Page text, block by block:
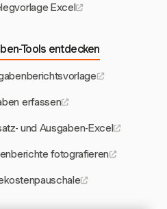
Excel
Tools entdecken
erfassen
und Ausgaben-Excel
fotografieren